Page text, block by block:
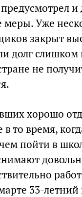
и
Уже
закрыт
долг слишком
не
хорошо
то время,
пойти в
33-летний